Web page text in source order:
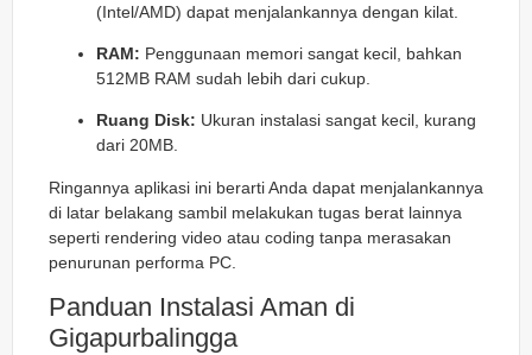
(Intel/AMD) dapat menjalankannya dengan kilat.
RAM: Penggunaan memori sangat kecil, bahkan
512MB RAM sudah lebih dari cukup.
Ruang Disk: Ukuran instalasi sangat kecil, kurang
dari 20MB.
Ringannya aplikasi ini berarti Anda dapat menjalankannya
di latar belakang sambil melakukan tugas berat lainnya
seperti rendering video atau coding tanpa merasakan
penurunan performa PC.
Panduan Instalasi Aman di
Gigapurbalingga